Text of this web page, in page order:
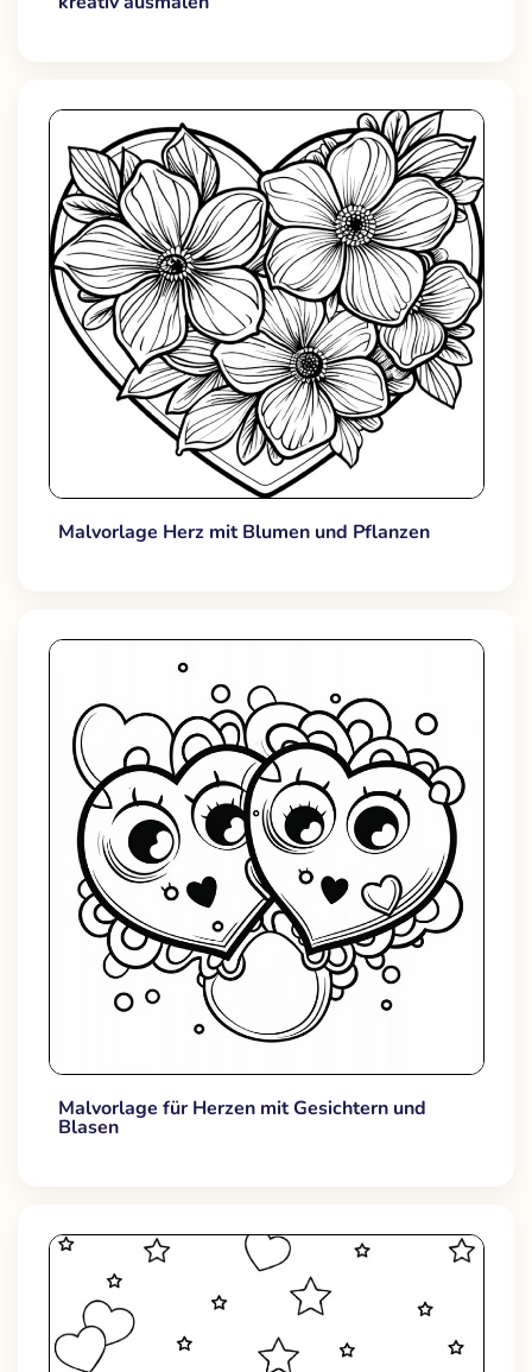
Malvorlage Herz mit Blumen und Pflanzen
Malvorlage für Herzen mit Gesichtern und
Blasen